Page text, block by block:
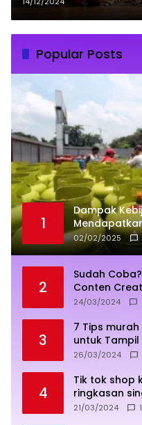
Popular Posts
1
Dampak
02/02/2025
2
Sudah
Conten
24/03/2024
3
7 Tips
untuk
26/03/2024
4
Tik tok shop
ringkasan
sukses
21/03/2024 1